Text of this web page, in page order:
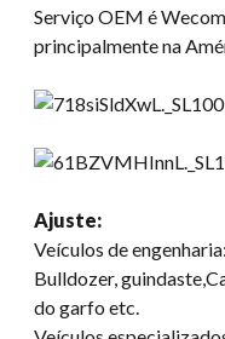
Serviço OEM é
principalmente na
Ajuste:
Veículos de
Bulldozer,
do garfo etc.